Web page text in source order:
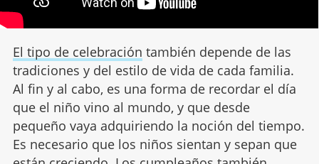
El tipo de celebración también depende de las
tradiciones y del estilo de vida de cada familia.
Al fin y al cabo, es una forma de recordar el día
que el niño vino al mundo, y que desde
pequeño vaya adquiriendo la noción del tiempo.
Es necesario que los niños sientan y sepan que